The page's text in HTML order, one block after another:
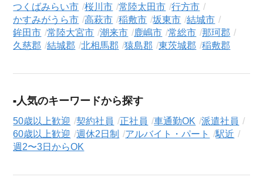
つくばみらい市
桜川市 常陸太田市
行方市
かすみがうら市
高萩市 稲敷市 坂東市
結城市
鉾田市
常陸大宮市 潮来市 鹿嶋市 常総市
那珂郡
久慈郡
結城郡 北相馬郡 猿島郡 東茨城郡 稲敷郡
人気のキーワードから探す
50歳以上歓迎 契約社員 正社員 車通勤OK
派遣社員
60歳以上歓迎
週休2日制 アルバイト・パート
駅近
週2〜3日からOK